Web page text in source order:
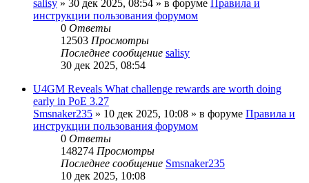
salisy » 30 дек 2025, 08:54 » в форуме Правила и
инструкции пользования форумом
0 Ответы
12503 Просмотры
Последнее сообщение salisy
30 дек 2025, 08:54
U4GM Reveals What challenge rewards are worth doing
early in PoE 3.27
Smsnaker235 » 10 дек 2025, 10:08 » в форуме Правила и
инструкции пользования форумом
0 Ответы
148274 Просмотры
Последнее сообщение Smsnaker235
10 дек 2025, 10:08